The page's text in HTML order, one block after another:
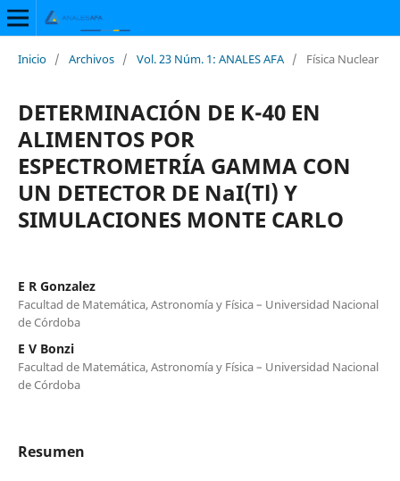
Inicio / Archivos / Vol. 23 Núm. 1: ANALES AFA / Física Nuclear
DETERMINACIÓN DE K-40 EN
ALIMENTOS POR
ESPECTROMETRÍA GAMMA CON
UN DETECTOR DE NaI(Tl) Y
SIMULACIONES MONTE CARLO
E R Gonzalez
Facultad de Matemática, Astronomía y Física – Universidad Nacional
de Córdoba
E V Bonzi
Facultad de Matemática, Astronomía y Física – Universidad Nacional
de Córdoba
Resumen